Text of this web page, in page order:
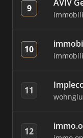
9 AVIV
10
11
12